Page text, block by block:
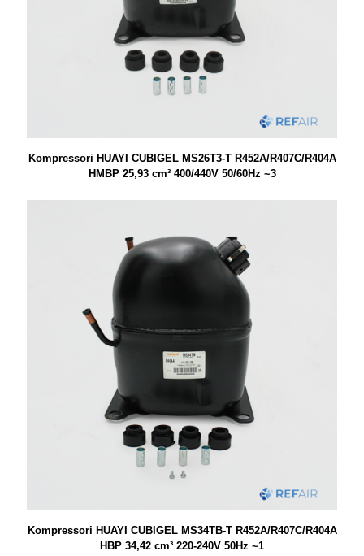
Kompressori HUAYI CUBIGEL MS26T3-T R452A/R407C/R404A
HMBP 25,93 cm³ 400/440V 50/60Hz ~3
Kompressori HUAYI CUBIGEL MS34TB-T R452A/R407C/R404A
HBP 34,42 cm³ 220-240V 50Hz ~1